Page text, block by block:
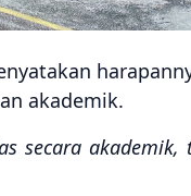
akademik.
secara